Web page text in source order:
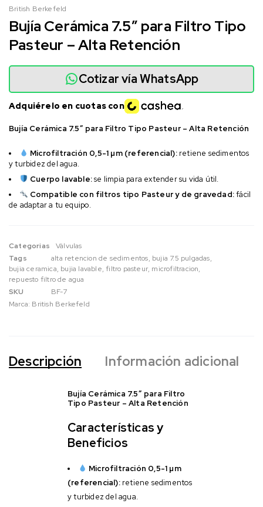
British Berkefeld
Bujía Cerámica 7.5″ para Filtro Tipo
Pasteur – Alta Retención
Bujía Cerámica 7.5″ para Filtro Tipo Pasteur – Alta Retención
Microfiltración 0,5-1 µm (referencial):retiene sedimentos
y turbidez del agua.
Cuerpo lavable:se limpia para extender su vida útil.
Compatible con filtros tipo Pasteur y de gravedad:fácil
de adaptar a tu equipo.
Cotizar vía WhatsApp
Adquiérelo en cuotas con
Categorias
Válvulas
Tags
alta retencion de sedimentos, bujia 7.5 pulgadas,
bujia ceramica, bujia lavable,filtro pasteur, microfiltracion,
repuesto filtro de agua
SKU
BF-7
Marca: British Berkefeld
Descripción Información adicional
Bujía Cerámica 7.5″ para Filtro
Tipo Pasteur – Alta Retención
Características y
Beneficios
Microfiltración 0,5-1 µm
(referencial):retiene sedimentos
y turbidez del agua.